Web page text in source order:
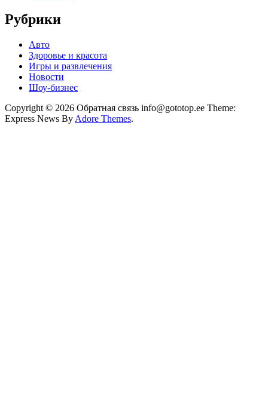
Рубрики
Авто
Здоровье и красота
Игры и развлечения
Новости
Шоу-бизнес
Copyright © 2026 Обратная связь info@gototop.ee Theme:
Express News By Adore Themes.